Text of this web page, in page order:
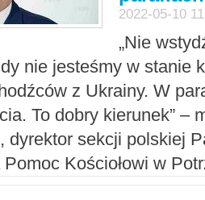
2022-05-10
„Nie
nie jesteśmy w stanie
z Ukrainy. W
To dobry kierunek” –
dyrektor sekcji polskiej
Kościołowi w